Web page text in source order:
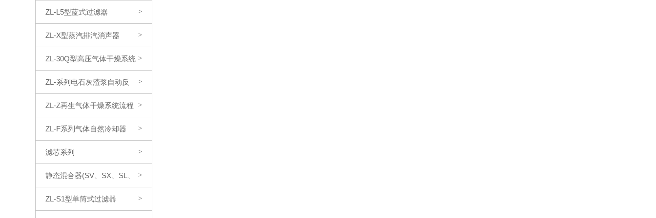
ZL-L5型蓝式过滤器 >
ZL-X型蒸汽排汽消声器 >
ZL-30Q型高压气体干燥系统 >
ZL-系列电石灰渣浆自动反
冲洗过滤系统
>
ZL-Z再生气体干燥系统流程 >
ZL-F系列气体自然冷却器 >
滤芯系列 >
静态混合器(SV、SX、SL、
SH、SK型)
>
ZL-S1型单筒式过滤器 >